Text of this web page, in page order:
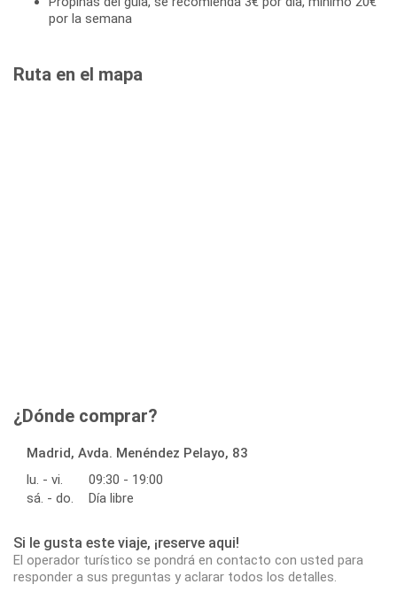
por la semana
Ruta en el mapa
¿Dónde comprar?
Madrid, Avda. Menéndez Pelayo, 83
lu. - vi.
09:30 - 19:00
sá. - do.
Día libre
Si le gusta este viaje, ¡reserve aqui!
El operador turístico se pondrá en contacto con usted para
responder a sus preguntas y aclarar todos los detalles.